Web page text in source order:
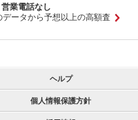
業電話なし
データから予想以上の高額査
ヘルプ
個人情報保護方針